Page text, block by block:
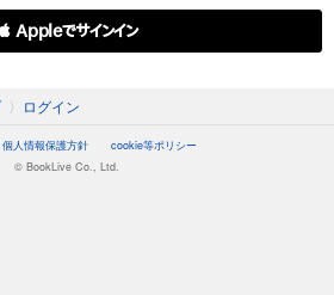
Appleでサインイン
〉 ログイン
個人情報保護方針
cookie等ポリシー
© BookLive Co., Ltd.